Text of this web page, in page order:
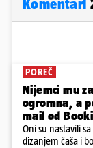
Komentari
POREČ
Nijemci mu
ogromna, a
mail od
Oni su nastavili
dizanjem čaša i